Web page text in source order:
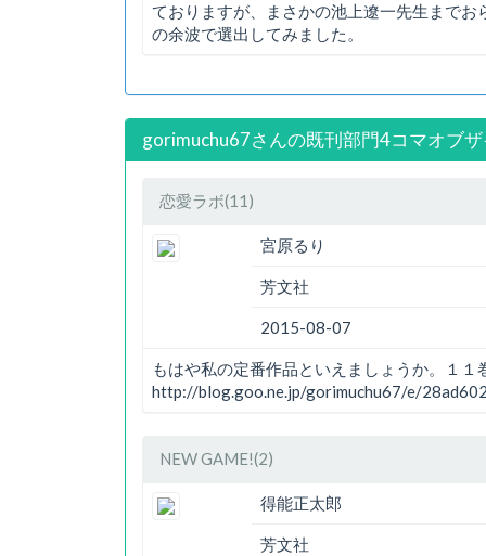
ておりますが、まさかの池上遼一先生まで
の余波で選出してみました。
gorimuchu67さんの既刊部門4コマオブ
恋愛ラボ(11)
宮原るり
芳文社
2015-08-07
もはや私の定番作品といえましょうか。１
http://blog.goo.ne.jp/gorimuchu67/e/
NEW GAME!(2)
得能正太郎
芳文社